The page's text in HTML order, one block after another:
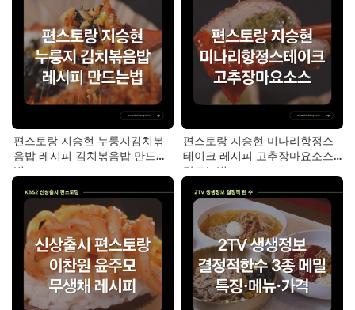
편스토랑 지승현 누룽지김치볶
음밥 레시피 김치볶음밥 만드는
법
편스토랑 지승현 미나리항정스
테이크 레시피 고추장마요소스
만드는법